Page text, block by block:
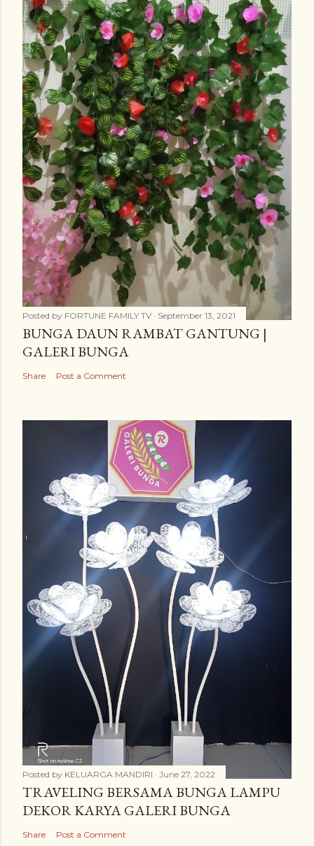
Posted by FORTUNE FAMILY TV September 13, 2021
BUNGA DAUN RAMBAT GANTUNG |
GALERI BUNGA
Share Post a Comment
Posted by KELUARGA MANDIRI June 27, 2022
TRAVELING BERSAMA BUNGA LAMPU
DEKOR KARYA GALERI BUNGA
Share Post a Comment